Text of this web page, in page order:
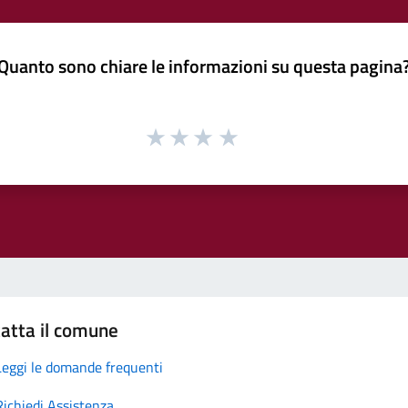
sono chiare le informazioni su questa
il comune
le domande frequenti